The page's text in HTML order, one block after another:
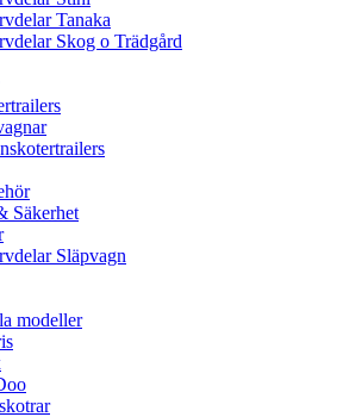
Tanaka
Skog o Trädgård
Säkerhet
Släpvagn
modeller